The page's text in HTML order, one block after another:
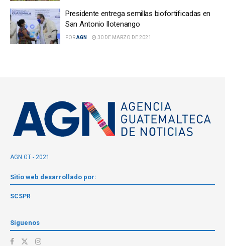
Presidente entrega semillas biofortificadas en
San Antonio Ilotenango
PORAGN 30 DE MARZO DE 2021
AGN.GT - 2021
Sitio web desarrollado por:
SCSPR
Síguenos